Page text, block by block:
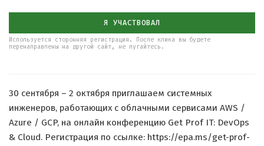
Я УЧАСТВОВАЛ
Используется сторонняя регистрация. После клика вы будете
перенаправлены на другой сайт, не пугайтесь.
30 сентября – 2 октября приглашаем системных
инженеров, работающих с облачными сервисами AWS /
Azure / GCP, на онлайн конференцию Get Prof IT: DevOps
& Cloud. Регистрация по ссылке: https://epa.ms/get-prof-